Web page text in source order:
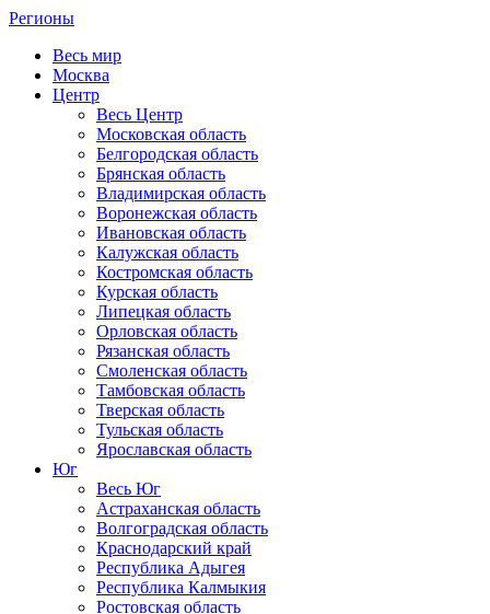
Регионы
Весь мир
Москва
Центр
Весь Центр
Московская область
Белгородская область
Брянская область
Владимирская область
Воронежская область
Ивановская область
Калужская область
Костромская область
Курская область
Липецкая область
Орловская область
Рязанская область
Смоленская область
Тамбовская область
Тверская область
Тульская область
Ярославская область
Юг
Весь Юг
Астраханская область
Волгоградская область
Краснодарский край
Республика Адыгея
Республика Калмыкия
Ростовская область